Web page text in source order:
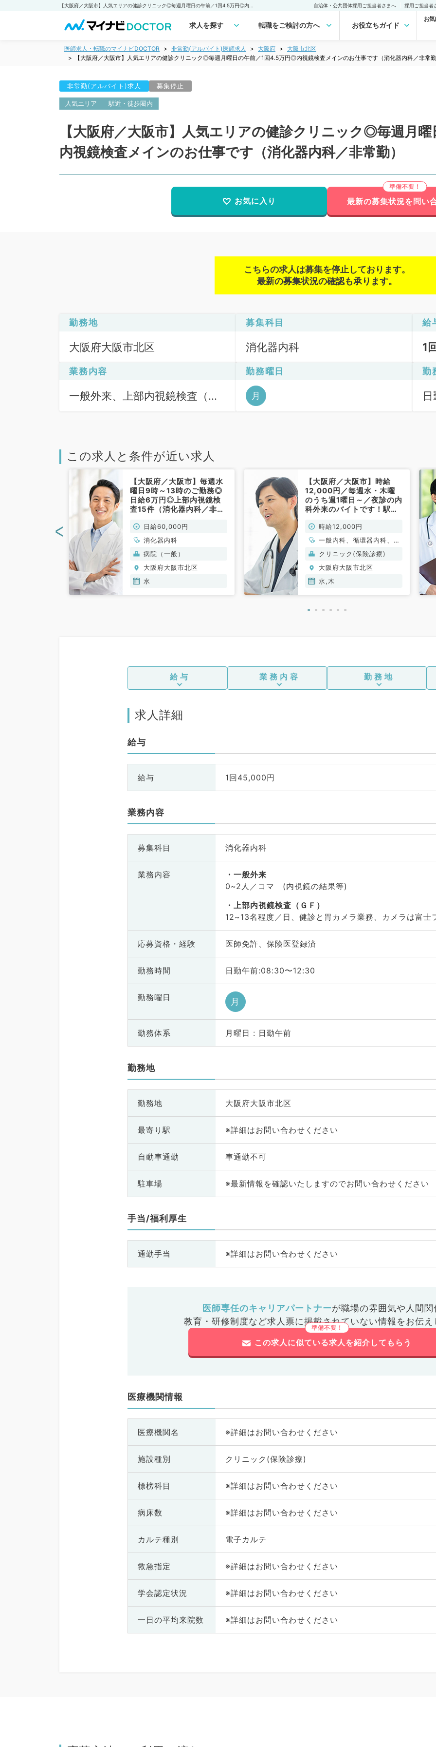
自治体・公共団体採用ご担当者さまへ 採用ご担当者
求人を探す 転職をご検討の方へ お役立ちガイド
お
医師求人・転職のマイナビDOCTOR 非常勤(アルバイト)医師求人 大阪府
大阪市北区
【大阪府／大阪市】人気エリアの健診クリニック◎毎週月曜日の午前／1回4.5万円◎内視鏡検査メインのお仕事です（消化器内科／非常
非常勤(アルバイト)求人 募集停止
人気エリア 駅近・徒歩圏内
【大阪府／大阪市】人気エリアの健診クリニック◎毎週月
内視鏡検査メインのお仕事です（消化器内科／非常勤）
お気に入り 最新の募集状況を問い
こちらの求人は募集を停止しております。
最新の募集状況の確認も承ります。
勤務地
大阪府大阪市北区
募集科目
消化器内科
給
1
業務内容
一般外来、上部内視鏡検査（Ｇ
勤務曜日
月
勤
この求人と条件が近い求人
【大阪府／大阪市】毎週水
曜日9時～13時のご勤務◎
日給6万円◎上部内視鏡検
査15件（消化器内科／非常
日給60,000円
消化器内科
病院（一般）
大阪府大阪市北区
水
【大阪府／大阪市】時給
12,000円／毎週水・木曜
のうち週1曜日～／夜診の内
科外来のバイトです！駅チ
内科・循環器内科・消化器
内科／非常勤）
時給12,000円
一般内科、循環器内科、消
化器内科
クリニック(保険診療)
大阪府大阪市北区
水,木
<
給与 業務内容 勤務地
求人詳細
給与
給与 1回45,000円
業務内容
募集科目 消化器内科
業務内容
一般外来
0~2人／コマ (内視鏡の結果等)
上部内視鏡検査（ＧＦ）
12~13名程度／日、健診と胃カメラ業務、カメラは富士
応募資格・ 経験 医師免許、保険医登録済
勤務時間 日勤午前:08:30〜12:30
勤務曜日 月
勤務体系 月曜日 : 日勤午前
勤務地
勤務地 大阪府大阪市北区
最寄り駅 ※詳細はお問い合わせください
自動車通勤 車通勤不可
駐車場 ※最新情報を確認いたしますのでお問い合わせください
手当/福利厚生
通勤手当 ※詳細はお問い合わせください
医師専任のキャリアパートナーが職場の雰囲気や人間関
教育・研修制度など求人票に掲載されていない情報をお伝え
この求人に似ている求人を紹介してもらう
医療機関情報
医療機関名 ※詳細はお問い合わせください
施設種別 クリニック(保険診療)
標榜科目 ※詳細はお問い合わせください
病床数 ※詳細はお問い合わせください
カルテ種別 電子カルテ
救急指定 ※詳細はお問い合わせください
学会認定状況 ※詳細はお問い合わせください
一日の平均来院数 ※詳細はお問い合わせください